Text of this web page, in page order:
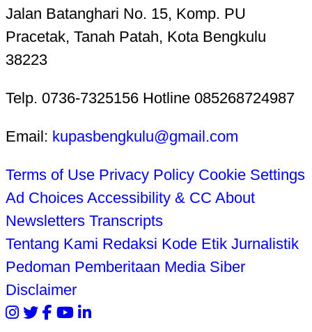
Jalan Batanghari No. 15, Komp. PU
Pracetak, Tanah Patah, Kota Bengkulu
38223
Telp. 0736-7325156 Hotline 085268724987
Email: kupasbengkulu@gmail.com
Terms of Use Privacy Policy Cookie Settings
Ad Choices Accessibility & CC About
Newsletters Transcripts
Tentang Kami Redaksi Kode Etik Jurnalistik
Pedoman Pemberitaan Media Siber
Disclaimer